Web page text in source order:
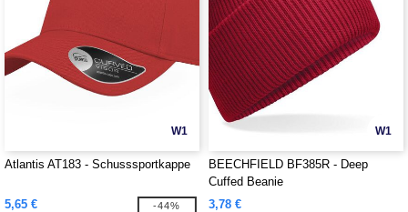
W1
Atlantis AT183 - Schusssportkappe
5,65 € -44%
W1
BEECHFIELD BF385R - Deep
Cuffed Beanie
3,78 €